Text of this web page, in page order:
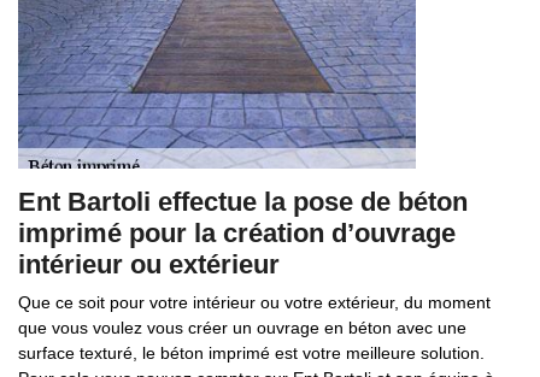
Ent Bartoli effectue la pose de béton
imprimé pour la création d’ouvrage
intérieur ou extérieur
Que ce soit pour votre intérieur ou votre extérieur, du moment
que vous voulez vous créer un ouvrage en béton avec une
surface texturé, le béton imprimé est votre meilleure solution.